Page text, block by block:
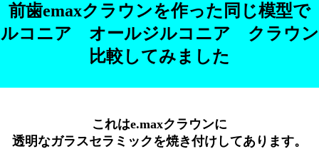
前歯emaxクラウンを作った同じ模型で
コニア オールジルコニア クラウン
比較してみました
これはe.maxクラウンに
透明なガラスセラミックを焼き付けしてあります。